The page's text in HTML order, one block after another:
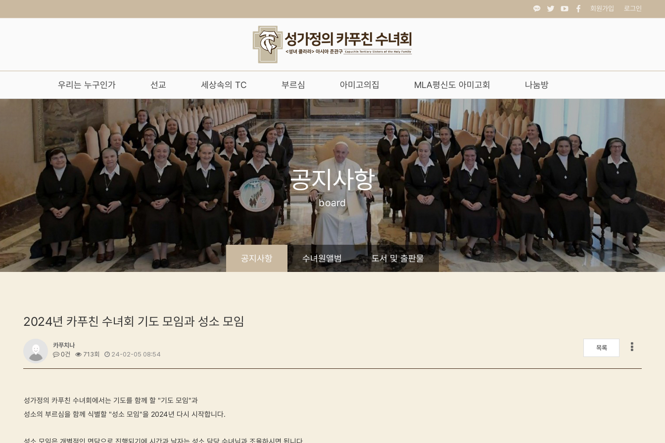
회원가입 로그인
우리는 누구인가 선교 세상속의 TC 부르심 아미고의집 MLA평신도 아미고회 나눔방
공지사항
board
공지사항 수녀원앨범 도서 및 출판물
2024년 카푸친 수녀회 기도 모임과 성소 모임
작성자
카푸치나
댓글
0건
조회
713회
작성일
24-02-05 08:54
목록
성가정의 카푸친 수녀회에서는 기도를 함께 할 "기도 모임"과
성소의 부르심을 함께 식별할 "성소 모임"을 2024년 다시 시작합니다.